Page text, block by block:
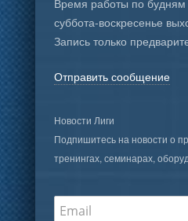
Время работы по
суббота-воскресенье
Запись только
Отправить сообщение
Новости Лиги
Подпишитесь на новости о
тренингах, семинарах,